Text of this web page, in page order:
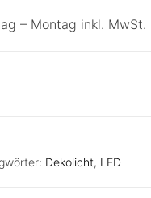
– Montag inkl. MwSt.
Dekolicht, LED